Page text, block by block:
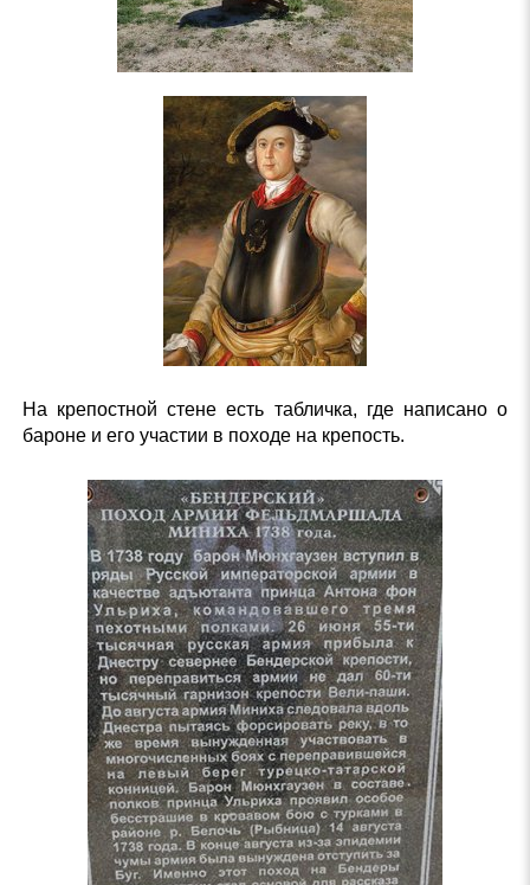
На крепостной стене есть табличка, где написано о
бароне и его участии в походе на крепость.